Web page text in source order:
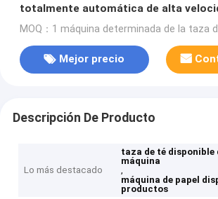
totalmente automática de alta
Arabia Saudita
MOQ：1 máquina determinada de la taza
Mejor precio
Descripción De Producto
Lo más destacado
taza de té disponible
máquina
,
máquina de papel
productos